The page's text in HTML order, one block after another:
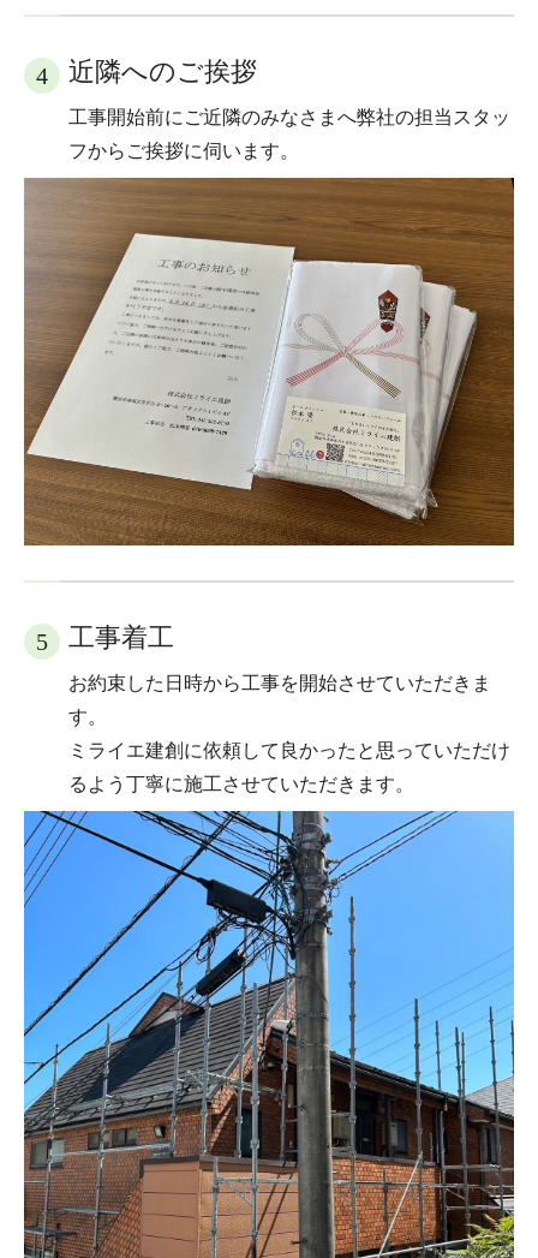
4 近隣へのご挨拶
工事開始前にご近隣のみなさまへ弊社の担当スタッ
フからご挨拶に伺います。
5 工事着工
お約束した日時から工事を開始させていただきま
す。
ミライエ建創に依頼して良かったと思っていただけ
るよう丁寧に施工させていただきます。